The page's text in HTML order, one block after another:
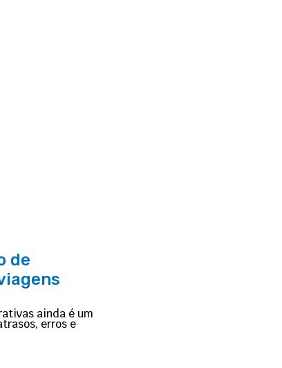
de
ainda é um
erros e